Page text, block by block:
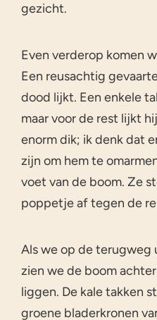
gezicht.
Even verderop komen
Een reusachtig
dood lijkt. Een enkele
maar voor de rest lijkt
enorm dik; ik denk dat
zijn om hem te
voet van de boom. Ze
poppetje af tegen de
Als we op de terugweg
zien we de boom
liggen. De kale takken
groene bladerkronen